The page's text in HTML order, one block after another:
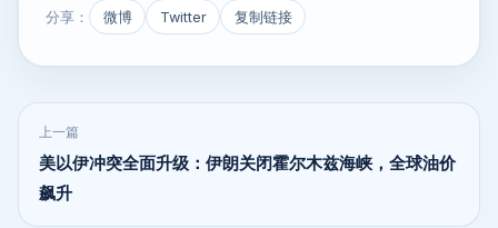
分享： 微博 Twitter 复制链接
上一篇
美以伊冲突全面升级：伊朗关闭霍尔木兹海峡，全球油价
飙升